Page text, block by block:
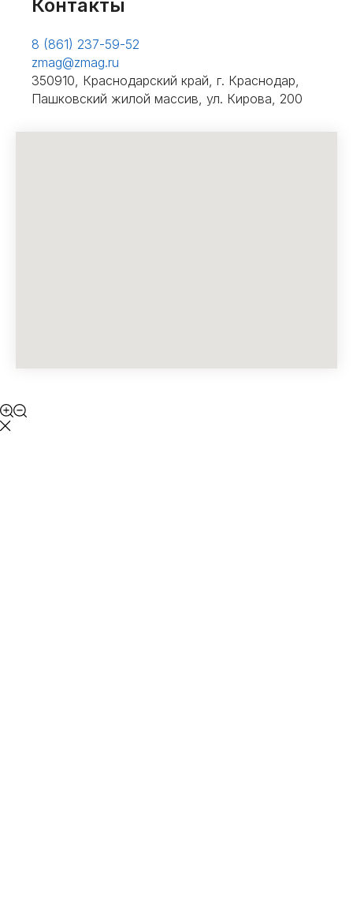
Контакты
8 (861) 237-59-52
zmag@zmag.ru
350910, Краснодарский край, г. Краснодар,
Пашковский жилой массив, ул. Кирова, 200